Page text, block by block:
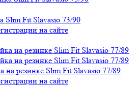
Slim Fit Slavasio 73/90
на сайте
резинке Slim Fit Slavasio 77/89
на сайте